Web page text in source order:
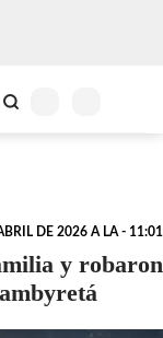
DE 2026 A LA - 11:01
y robaron